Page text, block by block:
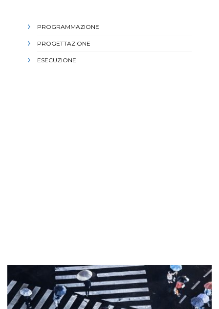
PROGRAMMAZIONE
PROGETTAZIONE
ESECUZIONE